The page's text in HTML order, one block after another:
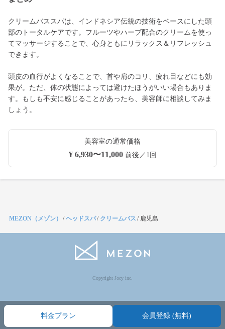
クリームバススパは、インドネシア伝統の技術をベースにした頭
部のトータルケアです。フルーツやハーブ配合のクリームを使っ
てマッサージすることで、心身ともにリラックス＆リフレッシュ
できます。
頭皮の血行がよくなることで、首や肩のコリ、疲れ目などにも効
果が。ただ、体の状態によっては避けたほうがいい場合もありま
す。もしも不安に感じることがあったら、美容師に相談してみま
しょう。
美容室の通常価格
¥ 6,930〜11,000前後／1回
料金プラン 会員登録 (無料)
MEZON（メゾン） /ヘッドスパ/ クリームバス / 鹿児島
Copyright Jocy inc.